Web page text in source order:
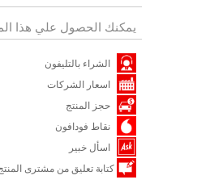
يمكنك الحصول علي هذا
الشراء بالتليفون
اسعار الشركات
حجز المنتج
نقاط فودافون
اسأل خبير
كتابة تعليق من مشترى